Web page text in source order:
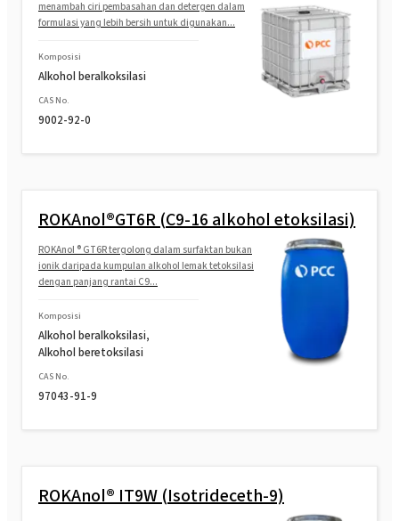
nilfenol)
ROKAfenol D8 (Dodecylphenol
menambah ciri pembasahan dan detergen dalam
formulasi yang lebih bersih untuk digunakan...
Komposisi
Alkohol beralkoksilasi
CAS No.
9002-92-0
ROKAnol®GT6R (C9-16 alkohol etoksilasi)
ROKAnol ® GT6R tergolong dalam surfaktan bukan
ionik daripada kumpulan alkohol lemak tetoksilasi
dengan panjang rantai C9...
Komposisi
Alkohol beralkoksilasi,
Alkohol beretoksilasi
CAS No.
97043-91-9
ROKAnol® IT9W (Isotrideceth-9)